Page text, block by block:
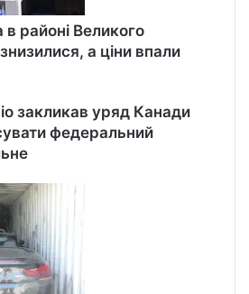
районі Великого
а ціни впали
закликав уряд Канади
федеральний